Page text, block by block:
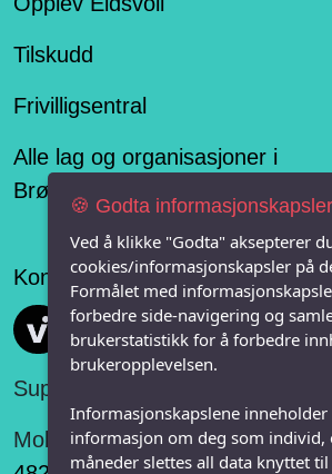
Tilskudd
Frivilligsentral
Alle lag og organisasjoner i
Brønnøysundregisteret
Konseptet er levert av
Vi FRITID
Support:
Mobil:
🍪 Godta
Ved å klikke "Godta" aksepterer
cookies/informasjonskapsler på
Formålet med
forbedre side-navigering og
brukerstatistikk for å forbedre
brukeropplevelsen.
Informasjonskapslene
informasjon om deg som individ,
måneder slettes all data knyttet til